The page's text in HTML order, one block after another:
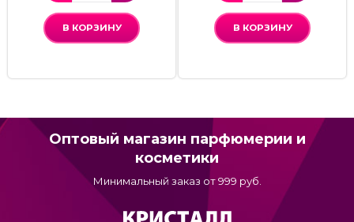
В КОРЗИНУ В КОРЗИНУ
Оптовый магазин парфюмерии и
косметики
Минимальный заказ от 999 руб.